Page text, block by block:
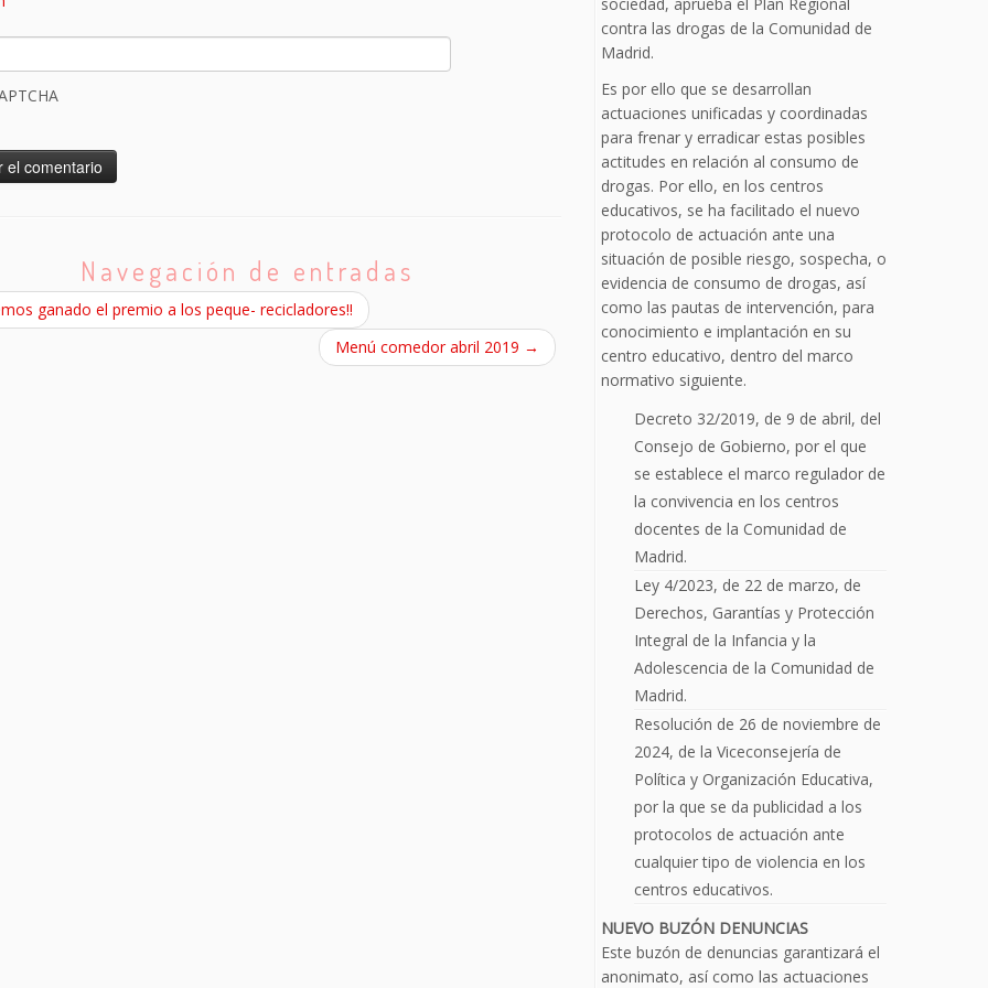
Navegación de entradas
ganado el premio a los peque- recicladores!!
Menú comedor abril 2019 →
contra las drogas de la Comunidad de
Madrid.
Es por ello que se desarrollan
actuaciones unificadas y coordinadas
para frenar y erradicar estas posibles
actitudes en relación al consumo de
drogas. Por ello, en los centros
educativos, se ha facilitado el nuevo
protocolo de actuación ante una
situación de posible riesgo, sospecha, o
evidencia de consumo de drogas, así
como las pautas de intervención, para
conocimiento e implantación en su
centro educativo, dentro del marco
normativo siguiente.
Decreto 32/2019, de 9 de abril, del
Consejo de Gobierno, por el que
se establece el marco regulador de
la convivencia en los centros
docentes de la Comunidad de
Madrid.
Ley 4/2023, de 22 de marzo, de
Derechos, Garantías y Protección
Integral de la Infancia y la
Adolescencia de la Comunidad de
Madrid.
Resolución de 26 de noviembre de
2024, de la Viceconsejería de
Política y Organización Educativa,
por la que se da publicidad a los
protocolos de actuación ante
cualquier tipo de violencia en los
centros educativos.
NUEVO BUZÓN DENUNCIAS
Este buzón de denuncias garantizará el
anonimato, así como las actuaciones